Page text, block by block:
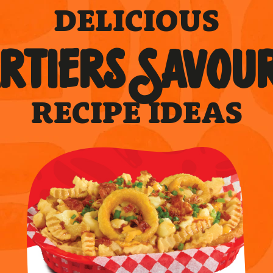
DELICIOUS
RECIPE IDEAS